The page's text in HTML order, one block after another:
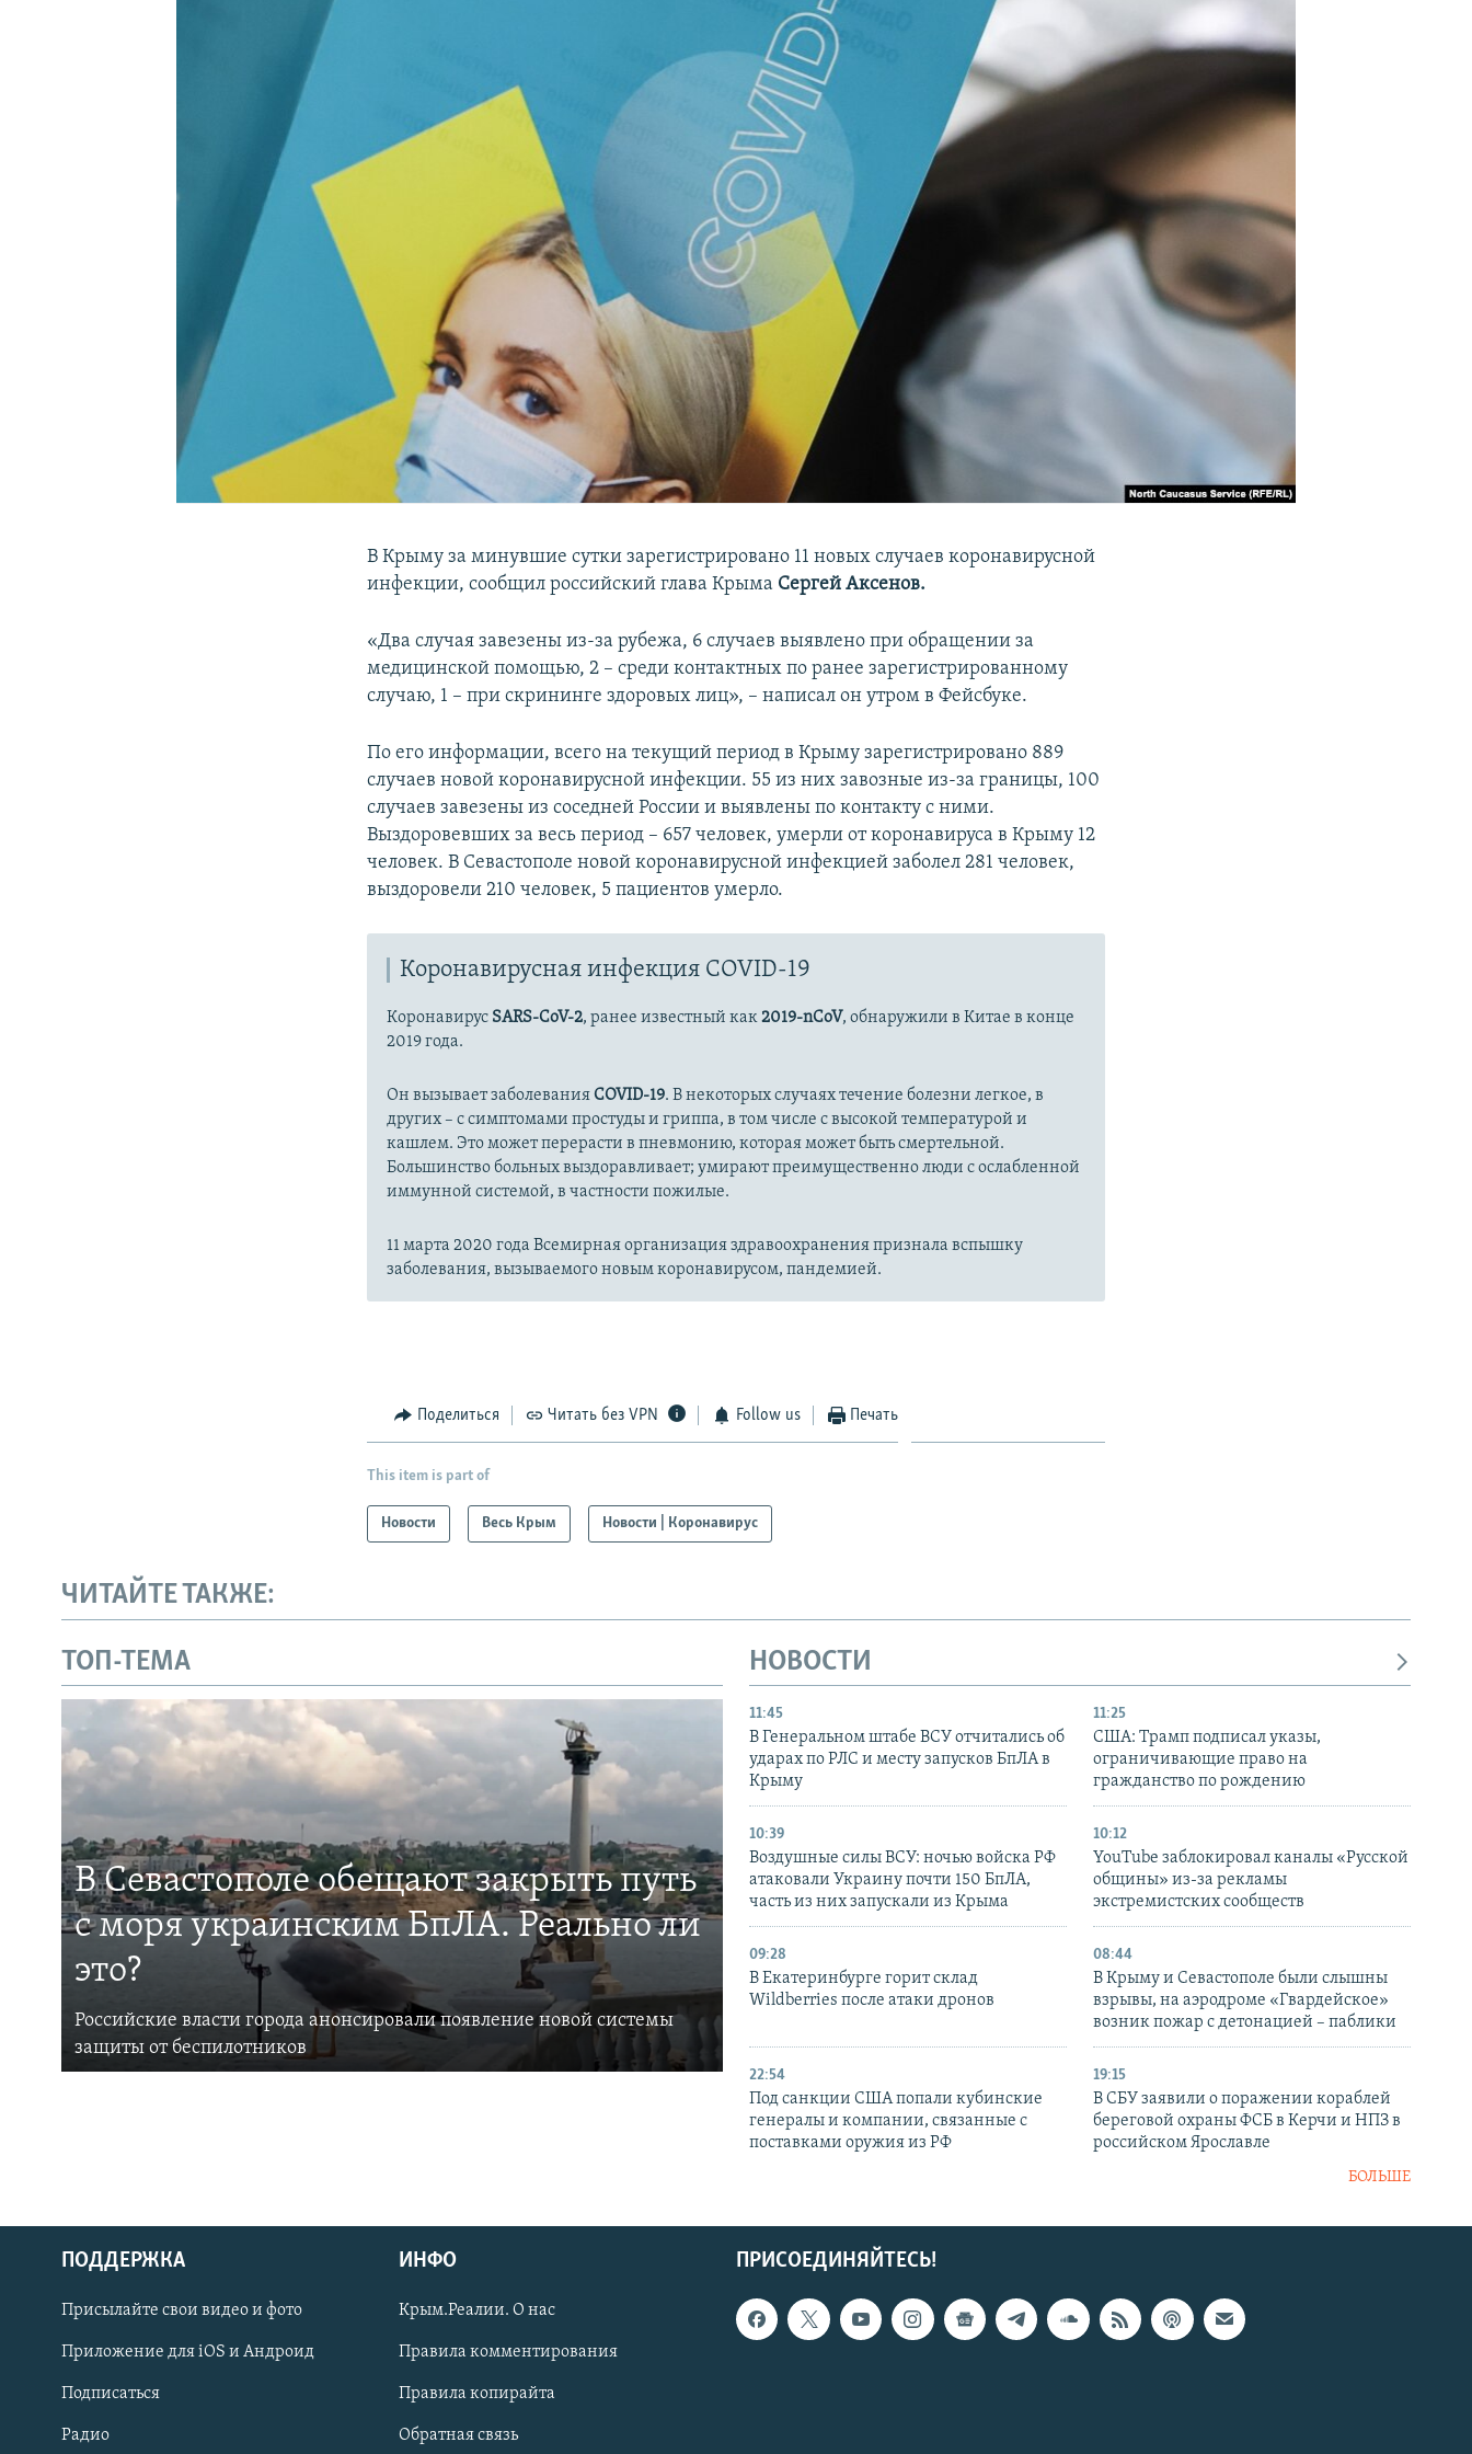
Українською
Qırımtatar
ПРИСОЕДИНЯЙТЕСЬ!
В Крыму за минувшие сутки зарегистрировано 11 новых случаев коронавирусной
инфекции, сообщил российский глава Крыма Сергей Аксенов.
«Два случая завезены из-за рубежа, 6 случаев выявлено при обращении за
медицинской помощью, 2 – среди контактных по ранее зарегистрированному
случаю, 1 – при скрининге здоровых лиц», – написал он утром в Фейсбуке.
По его информации, всего на текущий период в Крыму зарегистрировано 889
случаев новой коронавирусной инфекции. 55 из них завозные из-за границы, 100
случаев завезены из соседней России и выявлены по контакту с ними.
Выздоровевших за весь период – 657 человек, умерли от коронавируса в Крыму 12
человек. В Севастополе новой коронавирусной инфекцией заболел 281 человек,
выздоровели 210 человек, 5 пациентов умерло.
Коронавирусная инфекция COVID-19
Коронавирус SARS-CoV-2, ранее известный как2019-nCoV, обнаружили в Китае в конце
2019 года.
Он вызывает заболеванияCOVID-19. В некоторых случаях течение болезни легкое, в
других – с симптомами простуды и гриппа, в том числе с высокой температурой и
кашлем. Это может перерасти в пневмонию, которая может быть смертельной.
Большинство больных выздоравливает; умирают преимущественно люди с ослабленной
иммунной системой, в частности пожилые.
11 марта 2020 года Всемирная организация здравоохранения признала вспышку
заболевания, вызываемого новым коронавирусом, пандемией.
Поделиться Читать без VPN Follow us Печать
This item is part of
Новости Весь Крым Новости | Коронавирус
ЧИТАЙТЕ ТАКЖЕ:
ТОП-ТЕМА
В Севастополе обещают закрыть путь
с моря украинским БпЛА. Реально ли
это?
Российские власти города анонсировали появление новой системы
защиты от беспилотников
НОВОСТИ
11:45
В Генеральном штабе ВСУ отчитались об
ударах по РЛС и месту запусков БпЛА в
Крыму
11:25
США: Трамп подписал указы,
ограничивающие право на
гражданство по рождению
10:39
Воздушные силы ВСУ: ночью войска РФ
атаковали Украину почти 150 БпЛА,
часть из них запускали из Крыма
10:12
YouTube заблокировал каналы «Русской
общины» из-за рекламы
экстремистских сообществ
09:28
В Екатеринбурге горит склад
Wildberries после атаки дронов
08:44
В Крыму и Севастополе были слышны
взрывы, на аэродроме «Гвардейское»
возник пожар с детонацией – паблики
22:54
Под санкции США попали кубинские
генералы и компании, связанные с
поставками оружия из РФ
19:15
В СБУ заявили о поражении кораблей
береговой охраны ФСБ в Керчи и НПЗ в
российском Ярославле
БОЛЬШЕ
ПРИСОЕДИНЯЙТЕСЬ!
ПОДДЕРЖКА
Присылайте свои видео и фото
Приложение для iOS и Андроид
Подписаться
Радио
ИНФО
Крым.Реалии. О нас
Правила комментирования
Правила копирайта
Обратная связь